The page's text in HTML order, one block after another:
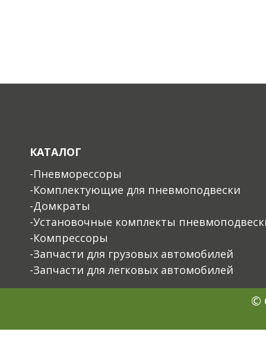
КАТАЛОГ
-Пневморессоры
-Комплектующие для пневмоподвески
-Домкраты
-Установочные комплекты
-Компрессоры
-Запчасти для грузовых автомобилей
-Запчасти для легковых автомобилей
©